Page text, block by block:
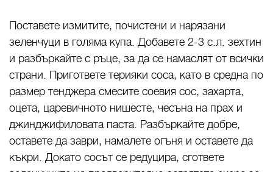
Поставете измитите, почистени и нарязани
зеленчуци в голяма купа. Добавете 2-3 с.л. зехтин
и разбъркайте с ръце, за да се намаслят от всички
страни. Пригответе терияки соса, като в средна по
размер тенджера смесите соевия сос, захарта,
оцета, царевичното нишесте, чесъна на прах и
джинджифиловата паста. Разбъркайте добре,
оставете да заври, намалете огъня и оставете да
къкри. Докато сосът се редуцира, сгответе